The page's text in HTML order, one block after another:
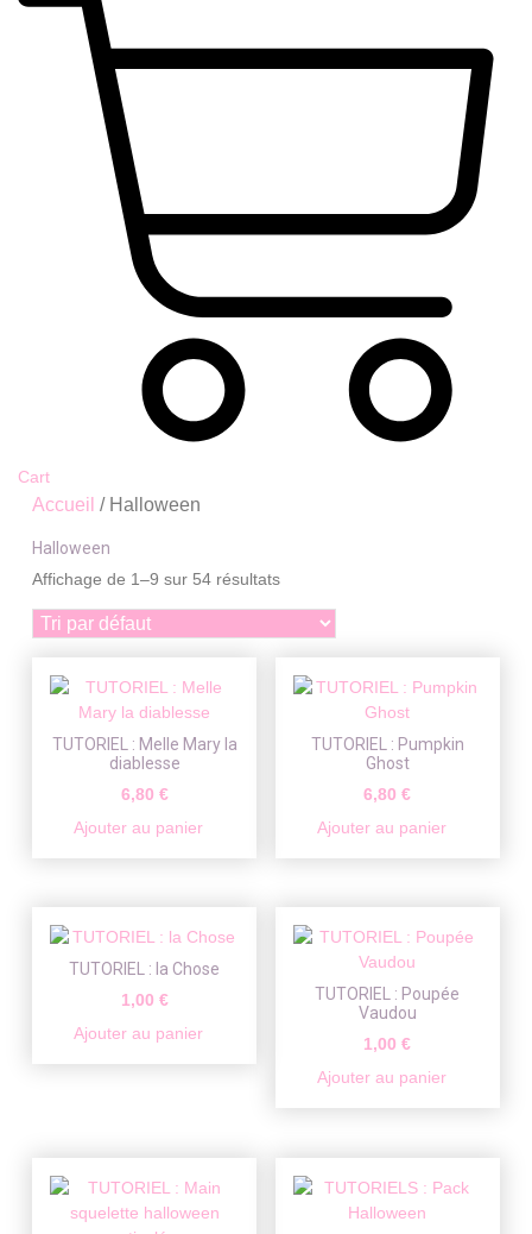
Cart
Accueil / Halloween
Halloween
Affichage de 1–9 sur 54 résultats
TUTORIEL : Melle Mary la
diablesse
6,80 €
Ajouter au panier
TUTORIEL : Pumpkin
Ghost
6,80€
Ajouter au panier
TUTORIEL : la Chose
1,00 €
Ajouter au panier
TUTORIEL : Poupée
Vaudou
1,00€
Ajouter au panier